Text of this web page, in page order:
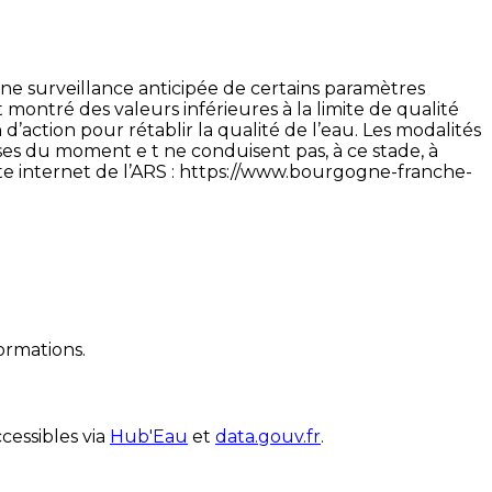
surveillance anticipée de certains paramètres
montré des valeurs inférieures à la limite de qualité
pour rétablir la qualité de l’eau. Les modalités
du moment e t ne conduisent pas, à ce stade, à
internet de l’ARS : https://www.bourgogne-franche-
via Hub'Eau et data.gouv.fr.